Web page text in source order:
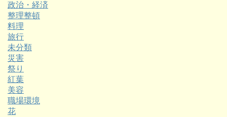
政治・経済
整理整頓
料理
旅行
未分類
災害
祭り
紅葉
美容
職場環境
花